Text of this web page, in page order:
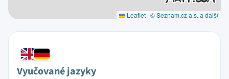
Leaflet | © Seznam.cz a.s. a další
Vyučované jazyky